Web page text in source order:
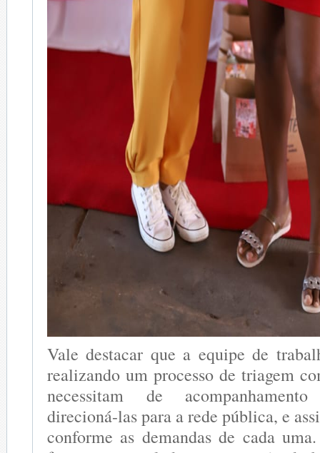
Vale destacar que a equipe de
realizando um processo de triagem
necessitam de
direcioná-las para a rede pública, e
conforme as demandas de cada